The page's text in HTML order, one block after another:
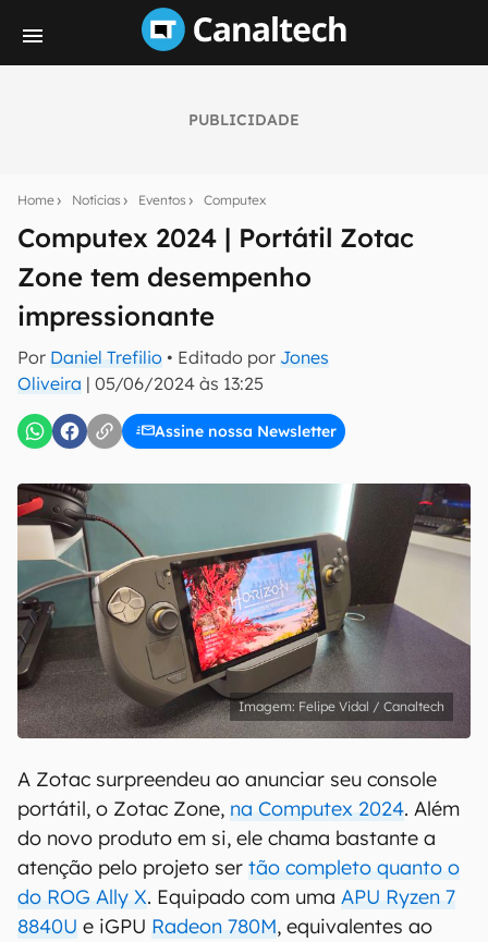
PUBLICIDADE
Home Notícias Eventos Computex
Computex 2024 | Portátil Zotac
Zone tem desempenho
impressionante
Por Daniel Trefilio • Editado por Jones
Oliveira | 05/06/2024 às 13:25
Assine nossa Newsletter
notícias e reviews sobre tecnologia em primeira
E-mail
inscreva-se
Confirmo que li, aceito e concordo com os Termos de
Uso e Política de Privacidade do Canaltech.
Felipe Vidal / Canaltech
A Zotac surpreendeu ao anunciar seu console
portátil, o Zotac Zone, na Computex 2024. Além
do novo produto em si, ele chama bastante a
atenção pelo projeto ser tão completo quanto o
do ROG Ally X. Equipado com uma APU Ryzen 7
8840U e iGPU Radeon 780M, equivalentes ao